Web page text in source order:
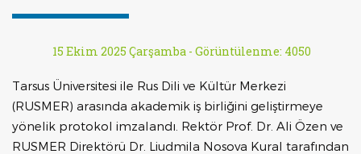
15 Ekim 2025 Çarşamba - Görüntülenme: 4050
Tarsus Üniversitesi ile Rus Dili ve Kültür Merkezi
(RUSMER) arasında akademik iş birliğini geliştirmeye
yönelik protokol imzalandı. Rektör Prof. Dr. Ali Özen ve
RUSMER Direktörü Dr. Liudmila Nosova Kural tarafından